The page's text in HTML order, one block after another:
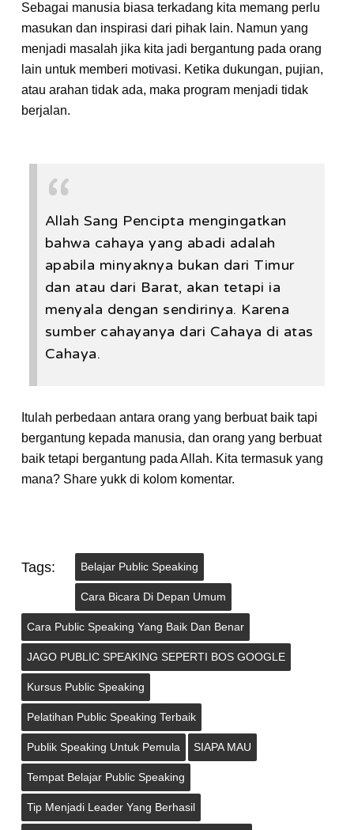
Sebagai manusia biasa terkadang kita memang perlu
masukan dan inspirasi dari pihak lain. Namun yang
menjadi masalah jika kita jadi bergantung pada orang
lain untuk memberi motivasi. Ketika dukungan, pujian,
atau arahan tidak ada, maka program menjadi tidak
berjalan.
Allah Sang Pencipta mengingatkan
bahwa cahaya yang abadi adalah
apabila minyaknya bukan dari Timur
dan atau dari Barat, akan tetapi ia
menyala dengan sendirinya. Karena
sumber cahayanya dari Cahaya di atas
Cahaya.
Itulah perbedaan antara orang yang berbuat baik tapi
bergantung kepada manusia, dan orang yang berbuat
baik tetapi bergantung pada Allah. Kita termasuk yang
mana? Share yukk di kolom komentar.
Tags: Belajar Public Speaking
Cara Bicara Di Depan Umum
Cara Public Speaking Yang Baik Dan Benar
JAGO PUBLIC SPEAKING SEPERTI BOS GOOGLE
Kursus Public Speaking
Pelatihan Public Speaking Terbaik
Publik Speaking Untuk Pemula SIAPA MAU
Tempat Belajar Public Speaking
Tip Menjadi Leader Yang Berhasil